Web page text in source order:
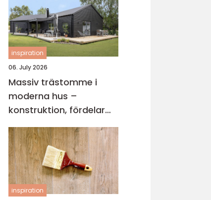
inspiration
06. July 2026
Massiv trästomme i
moderna hus –
konstruktion, fördelar
och arkitektur för
hållbart byggande
inspiration